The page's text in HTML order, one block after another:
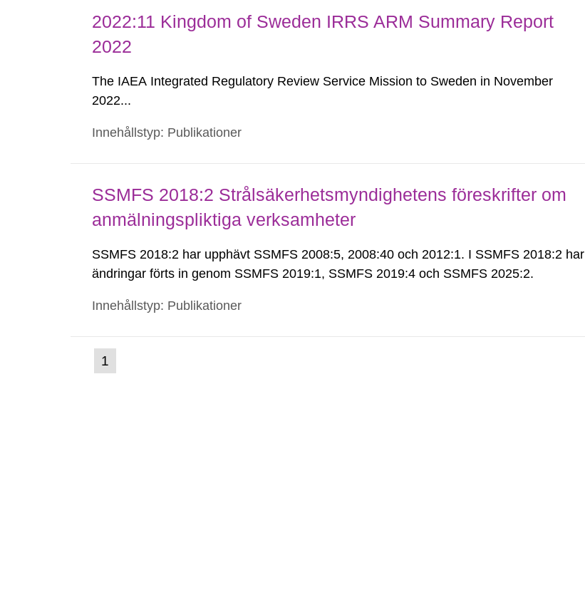
2022:11 Kingdom of Sweden IRRS ARM Summary Report
2022
The IAEA Integrated Regulatory Review Service Mission to Sweden in November
2022...
Innehållstyp: Publikationer
SSMFS 2018:2 Strålsäkerhetsmyndighetens föreskrifter om
anmälningspliktiga verksamheter
SSMFS 2018:2 har upphävt SSMFS 2008:5, 2008:40 och 2012:1. I SSMFS 2018:2 har
ändringar förts in genom SSMFS 2019:1, SSMFS 2019:4 och SSMFS 2025:2.
Innehållstyp: Publikationer
Gå
till
1